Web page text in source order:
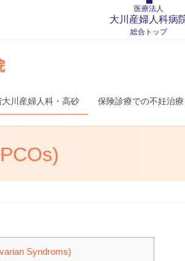
医療法人
大川産婦人科病
総合トップ
大川産婦人科・高砂 保険診療での不妊治療
Syndroms)